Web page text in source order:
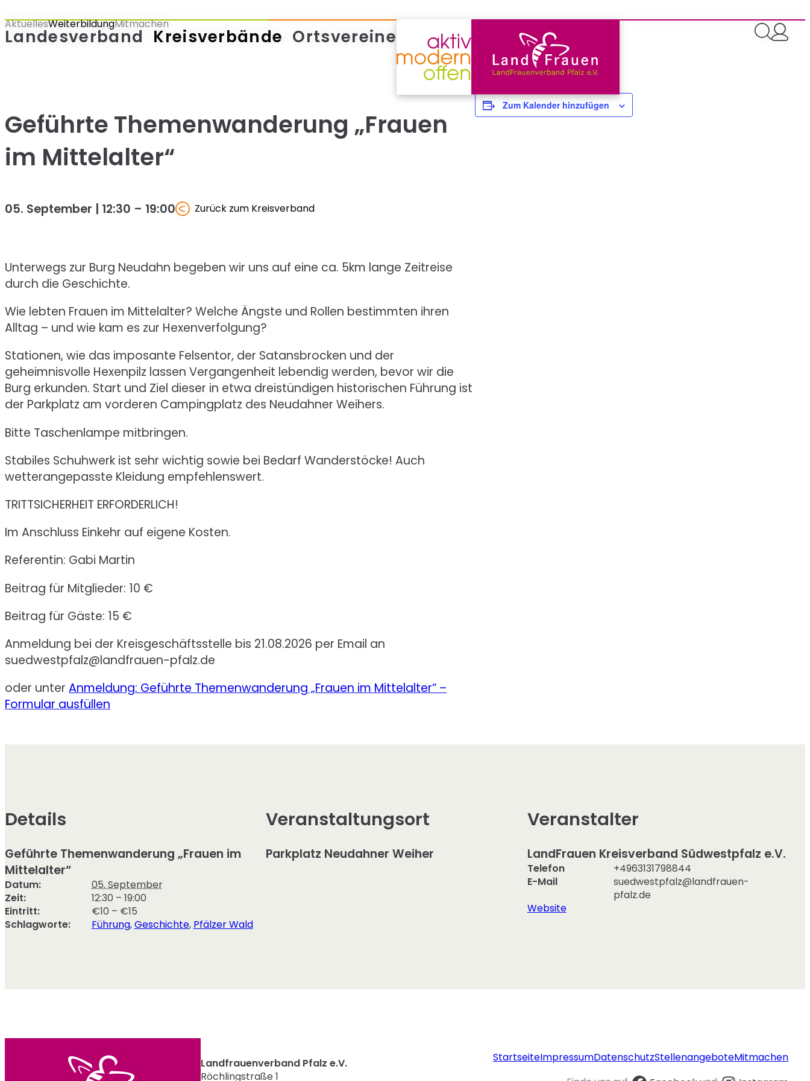
Inhalt
springen
AktuellesWeiterbildungMitmachen
Landesverband Kreisverbände Ortsvereine
Geführte Themenwanderung „Frauen
im Mittelalter“
05. September | 12:30 – 19:00 Zurück zum Kreisverband
Unterwegs zur Burg Neudahn begeben wir uns auf eine ca. 5km lange Zeitreise
durch die Geschichte.
Wie lebten Frauen im Mittelalter? Welche Ängste und Rollen bestimmten ihren
Alltag – und wie kam es zur Hexenverfolgung?
Stationen, wie das imposante Felsentor, der Satansbrocken und der
geheimnisvolle Hexenpilz lassen Vergangenheit lebendig werden, bevor wir die
Burg erkunden. Start und Ziel dieser in etwa dreistündigen historischen Führung ist
der Parkplatz am vorderen Campingplatz des Neudahner Weihers.
Bitte Taschenlampe mitbringen.
Stabiles Schuhwerk ist sehr wichtig sowie bei Bedarf Wanderstöcke! Auch
wetterangepasste Kleidung empfehlenswert.
TRITTSICHERHEIT ERFORDERLICH!
Im Anschluss Einkehr auf eigene Kosten.
Referentin: Gabi Martin
Beitrag für Mitglieder: 10 €
Beitrag für Gäste: 15 €
Anmeldung bei der Kreisgeschäftsstelle bis 21.08.2026 per Email an
suedwestpfalz@landfrauen-pfalz.de
oder unter Anmeldung: Geführte Themenwanderung „Frauen im Mittelalter“ –
Formular ausfüllen
Zum Kalender hinzufügen
Details
Geführte Themenwanderung „Frauen im
Mittelalter“
Datum:
05. September
Zeit:
12:30 – 19:00
Eintritt:
€10 – €15
Schlagworte:
Führung,Geschichte, Pfälzer Wald
Veranstaltungsort
Parkplatz Neudahner Weiher
Veranstalter
LandFrauen Kreisverband Südwestpfalz e.V.
Telefon
+4963131798844
E-Mail
suedwestpfalz@landfrauen-
pfalz.de
Website
Landfrauenverband Pfalz e.V.
Röchlingstraße 1
StartseiteImpressumDatenschutzStellenangeboteMitmachen